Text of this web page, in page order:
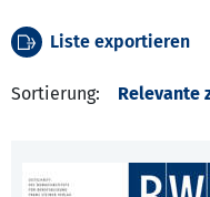
Liste exportieren
Sortierung: